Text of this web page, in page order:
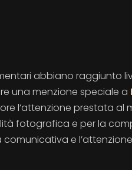
abbiano raggiunto
una menzione speciale a
l’attenzione prestata al
fotografica e per la
e